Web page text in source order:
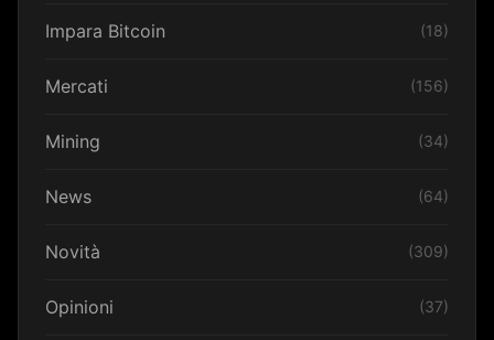
Impara Bitcoin (18)
Mercati (156)
Mining (34)
News (64)
Novità (309)
Opinioni (37)